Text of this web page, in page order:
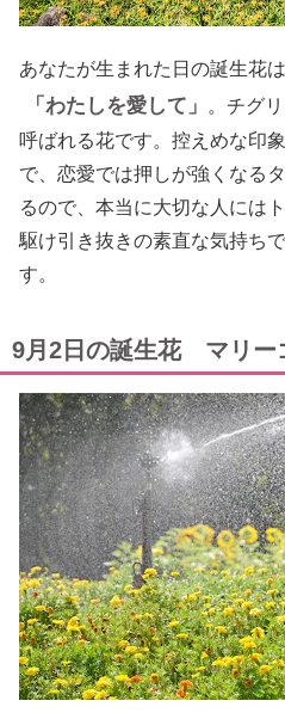
あなたが生まれた日の誕生花は
「わたしを愛して」
。チグ
呼ばれる花です。控えめな印
で、恋愛では押しが強くなる
るので、本当に大切な人には
駆け引き抜きの素直な気持ち
す。
9月2日の誕生花 マリー